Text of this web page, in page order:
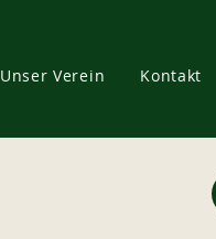
Unser Verein Kontakt